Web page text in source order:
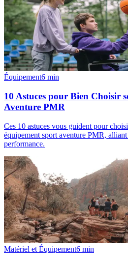
Équipement6 min
10 Astuces pour Bien Choisir
Aventure PMR
Ces 10 astuces vous guident pour
équipement sport aventure PMR,
performance.
Matériel et Équipement6 min